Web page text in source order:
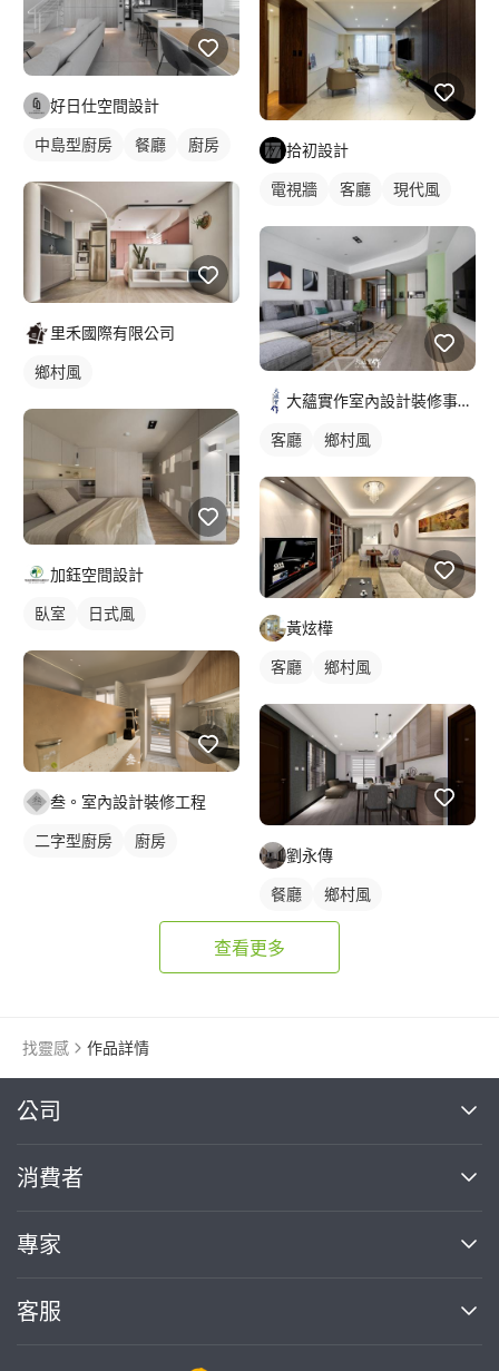
好日仕空間設計
中島型廚房 餐廳 廚房
里禾國際有限公司
鄉村風
加鈺空間設計
臥室 日式風
叁。室內設計裝修工程
二字型廚房 廚房
拾初設計
電視牆 客廳 現代風
大蘊實作室內設計裝修事務所
客廳 鄉村風
黃炫樺
客廳 鄉村風
劉永傳
餐廳 鄉村風
查看更多
找靈感 作品詳情
公司
關於我們
部落格
加入我們
消費者
買服務
熱門服務
專家
案件中心
客服
繼續完成